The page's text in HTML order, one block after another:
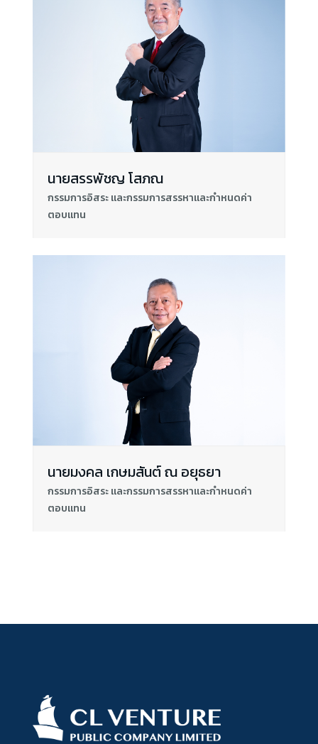
นายสรรพัชญ โสภณ
กรรมการอิสระ และกรรมการสรรหาและกำหนดค่า
ตอบแทน
นายมงคล เกษมสันต์ ณ อยุธยา
กรรมการอิสระ และกรรมการสรรหาและกำหนดค่า
ตอบแทน